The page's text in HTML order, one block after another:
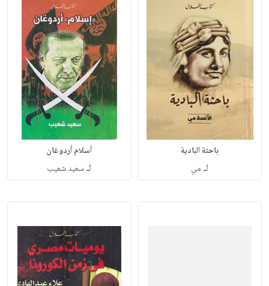
باحثة البادية
لـ مي
أسلام أردوغان
لـسعيد شعيب